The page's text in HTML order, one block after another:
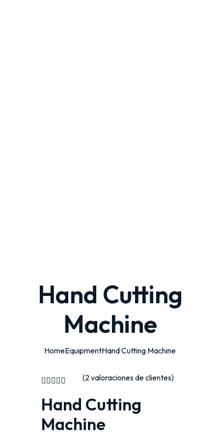
Hand Cutting
Machine
HomeEquipmentHand Cutting Machine
(2valoraciones de clientes)
Hand Cutting
Machine